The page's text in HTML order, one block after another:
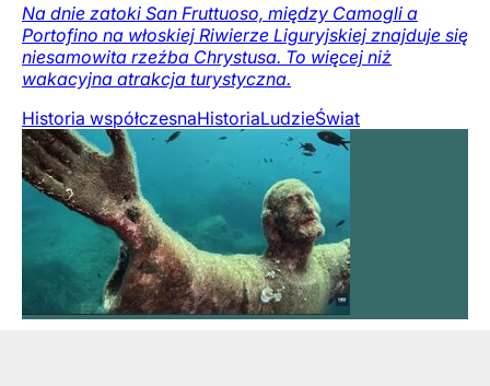
Na dnie zatoki San Fruttuoso, między Camogli a
Portofino na włoskiej Riwierze Liguryjskiej znajduje się
niesamowita rzeźba Chrystusa. To więcej niż
wakacyjna atrakcja turystyczna.
Historia współczesnaHistoriaLudzieŚwiat